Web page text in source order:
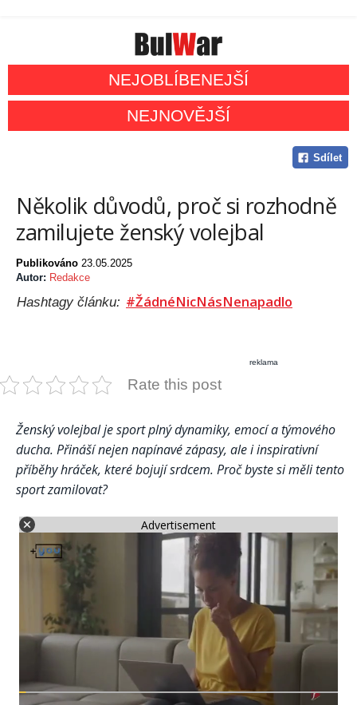
NEJOBLÍBENEJŠÍ
NEJNOVĚJŠÍ
Sdílet
Několik důvodů, proč si rozhodně
zamilujete ženský volejbal
Publikováno 23.05.2025
Autor: Redakce
Hashtagy článku: #ŽádnéNicNásNenapadlo
reklama
Rate this post
Ženský volejbal je sport plný dynamiky, emocí a týmového
ducha. Přináší nejen napínavé zápasy, ale i inspirativní
příběhy hráček, které bojují srdcem. Proč byste si měli tento
sport zamilovat?
Advertisement